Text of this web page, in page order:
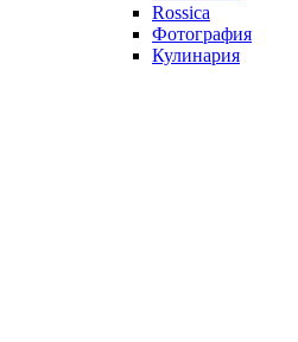
Rossica
Фотография
Кулинария